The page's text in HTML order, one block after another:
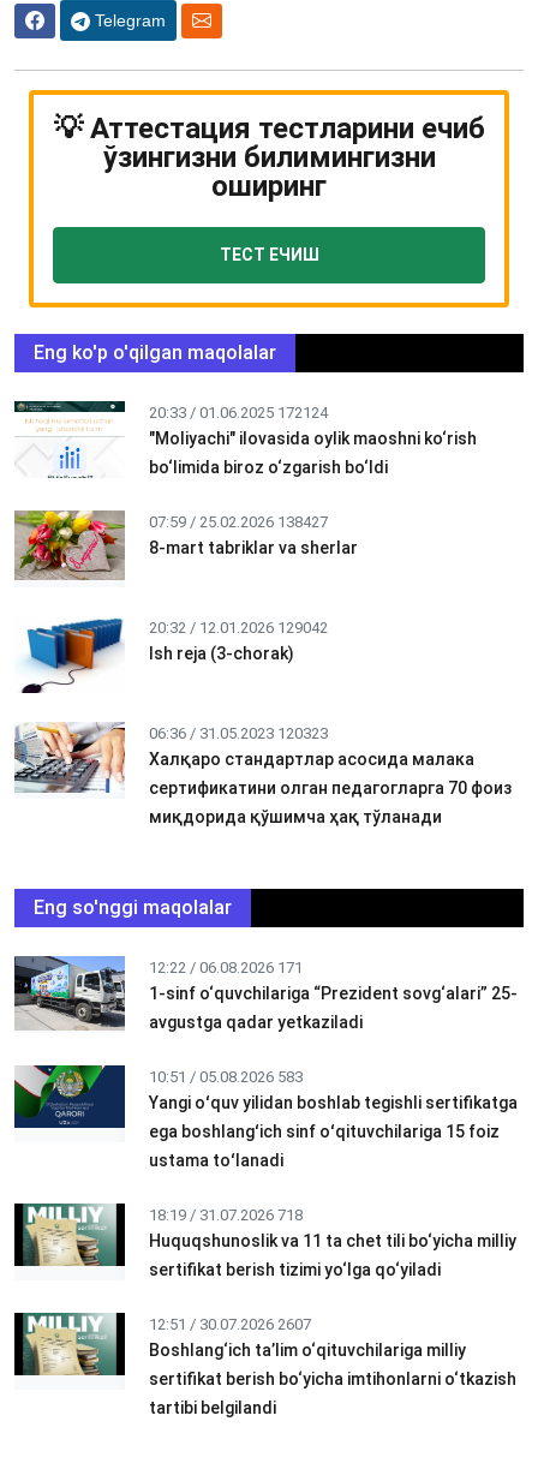
Telegram
💡 Аттестация тестларини ечиб
ўзингизни билимингизни
оширинг
ТЕСТ ЕЧИШ
Eng ko'p o'qilgan maqolalar
20:33 / 01.06.2025 172124
"Moliyachi" ilovasida oylik maoshni ko‘rish
bo‘limida biroz o‘zgarish bo‘ldi
07:59 / 25.02.2026 138427
8-mart tabriklar va sherlar
20:32 / 12.01.2026 129042
Ish reja (3-chorak)
06:36 / 31.05.2023 120323
Халқаро стандартлар асосида малака
сертификатини олган педагогларга 70 фоиз
миқдорида қўшимча ҳақ тўланади
Eng so'nggi maqolalar
12:22 / 06.08.2026 171
1-sinf o‘quvchilariga “Prezident sovg‘alari” 25-
avgustga qadar yetkaziladi
10:51 / 05.08.2026 583
Yangi oʻquv yilidan boshlab tegishli sertifikatga
ega boshlangʻich sinf oʻqituvchilariga 15 foiz
ustama toʻlanadi
18:19 / 31.07.2026 718
Huquqshunoslik va 11 ta chet tili bo‘yicha milliy
sertifikat berish tizimi yo‘lga qo‘yiladi
12:51 / 30.07.2026 2607
Boshlang‘ich ta’lim o‘qituvchilariga milliy
sertifikat berish bo‘yicha imtihonlarni o‘tkazish
tartibi belgilandi